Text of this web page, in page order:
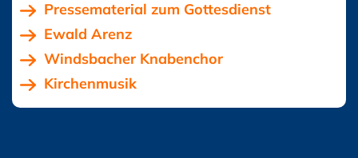
Pressematerial zum Gottesdienst
Ewald Arenz
Windsbacher Knabenchor
Kirchenmusik